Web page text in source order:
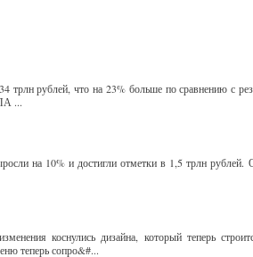
трлн рублей, что на 23% больше по сравнению с
...
на 10% и достигли отметки в 1,5 трлн рублей.
коснулись дизайна, который теперь
теперь сопро&#...